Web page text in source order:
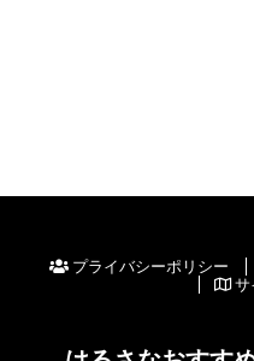
プライバシーポリシー
サ